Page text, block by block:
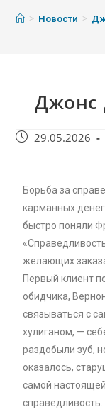
> Новости >
Джонс
29.05.2026
Борьба за
карманных
быстро поняли
желающих
Первый клиент
обидчика,
связываться с
хулиганом, —
раздобыли зуб,
оказалось,
самой
справедливость.